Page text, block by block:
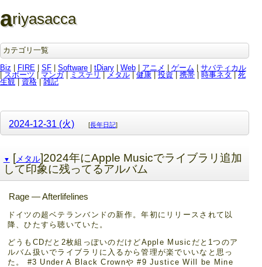
ariyasacca
カテゴリ一覧
Biz
FIRE SF Software tDiary Web アニメ ゲーム
サバティカル
スポーツ | マンガ| ミステリ メタル 健康 投資 携帯 | 時事ネタ
死
生観
資格| 雑記
2024-12-31 (火) [長年日記]
▼ [ メタル]2024年にApple Musicでライブラリ追加
して印象に残ってるアルバム
Rage — Afterlifelines
ドイツの超ベテランバンドの新作。年初にリリースされて以
降、ひたすら聴いていた。
どうもCDだと2枚組っぽいのだけどApple Musicだと1つのア
ルバム扱いでライブラリに入るから管理が楽でいいなと思っ
た。 #3 Under A Black Crownや #9 Justice Will be Mine